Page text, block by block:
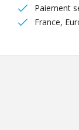
Paiement
France,